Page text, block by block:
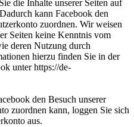
die Inhalte unserer Seiten auf
kann Facebook den
zuordnen. Wir weisen
Seiten keine Kenntnis vom
deren Nutzung durch
hierzu finden Sie in der
unter https://de-
den Besuch unserer
zuordnen kann, loggen Sie sich
aus.